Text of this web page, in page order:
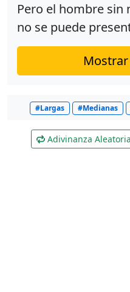
Pero el hombre sin
no se puede
#Largas #Medianas
Adivinanza Aleatoria